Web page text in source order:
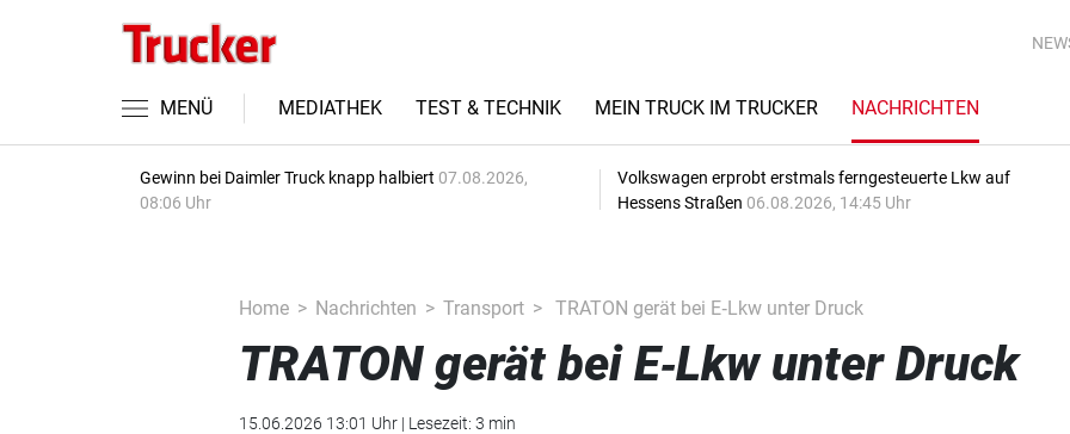
MENÜ MEDIATHEK TEST & TECHNIK MEIN TRUCK IM TRUCKER NACHRICHTEN
Gewinn bei Daimler Truck knapp halbiert 07.08.2026,
08:06 Uhr
Volkswagen erprobt erstmals ferngesteuerte Lkw auf
Hessens Straßen 06.08.2026, 14:45 Uhr
Home Nachrichten Transport TRATON gerät bei E‑Lkw unter Druck
TRATON gerät bei E‑Lkw unter Druck
15.06.2026 13:01 Uhr | Lesezeit: 3 min